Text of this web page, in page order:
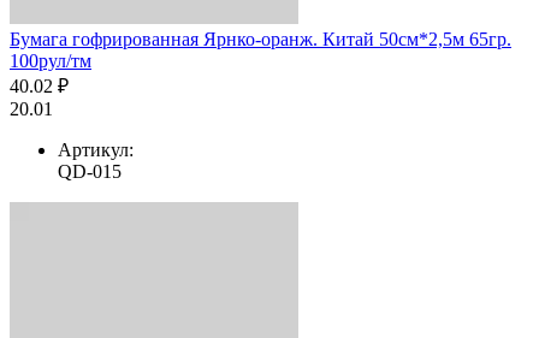
Бумага гофрированная Ярнко-оранж. Китай 50см*2,5м 65гр.
100рул/тм
40.02 ₽
20.01
Артикул:
QD-015